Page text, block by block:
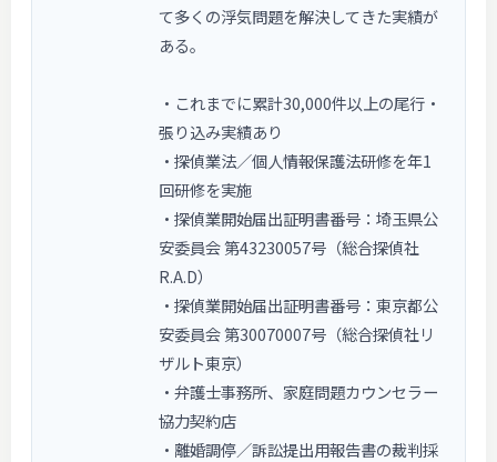
て多くの浮気問題を解決してきた実績が
ある。
・これまでに累計30,000件以上の尾行・
張り込み実績あり
・探偵業法／個人情報保護法研修を年1
回研修を実施
・探偵業開始届出証明書番号：埼玉県公
安委員会 第43230057号（総合探偵社
R.A.D）
・探偵業開始届出証明書番号：東京都公
安委員会 第30070007号（総合探偵社リ
ザルト東京）
・弁護士事務所、家庭問題カウンセラー
協力契約店
・離婚調停／訴訟提出用報告書の裁判採